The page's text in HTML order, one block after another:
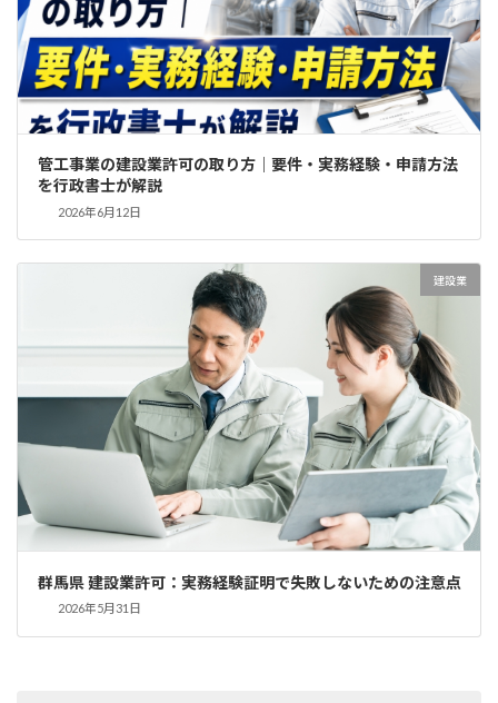
管工事業の建設業許可の取り方｜要件・実務経験・申請方法
を行政書士が解説
2026年6月12日
建設業
群馬県 建設業許可：実務経験証明で失敗しないための注意点
2026年5月31日